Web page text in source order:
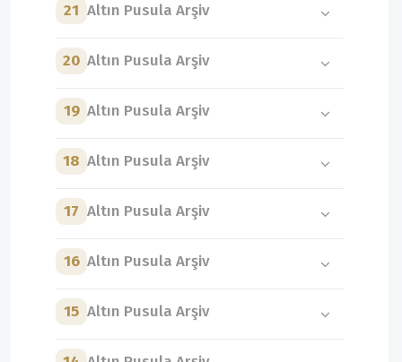
21 Altın Pusula Arşiv
20 Altın Pusula Arşiv
19 Altın Pusula Arşiv
18 Altın Pusula Arşiv
17 Altın Pusula Arşiv
16 Altın Pusula Arşiv
15 Altın Pusula Arşiv